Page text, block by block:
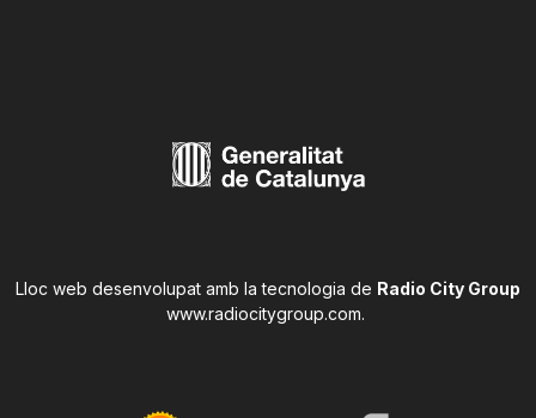
Lloc web desenvolupat amb la tecnologia de Radio City Group
www.radiocitygroup.com.